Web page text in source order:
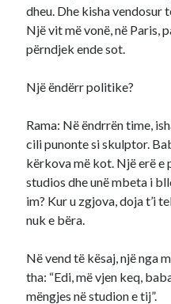
dheu. Dhe kisha vendosur
Një vit më vonë, në Paris,
përndjek ende sot.
Një ëndërr politike?
Rama: Në ëndrrën time,
cili punonte si skulptor.
kërkova më kot. Një erë e
studios dhe unë mbeta i
im? Kur u zgjova, doja t’i
nuk e bëra.
Në vend të kësaj, një nga
tha: “Edi, më vjen keq,
mëngjes në studion e tij”.